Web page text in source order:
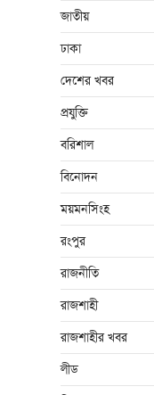
জাতীয়
ঢাকা
দেশের খবর
প্রযুক্তি
বরিশাল
বিনোদন
ময়মনসিংহ
রংপুর
রাজনীতি
রাজশাহী
রাজশাহীর খবর
লীড